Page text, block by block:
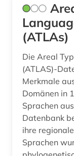
(ATLAs)
Die Areal
(ATLAS)-
Merkmale
Domänen in
Sprachen
Datenbank
ihre
Sprachen